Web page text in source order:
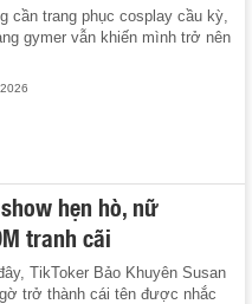
cần trang phục cosplay cầu kỳ,
gymer vẫn khiến mình trở nên
hẹn hò, nữ
tranh cãi
TikToker Bảo Khuyên Susan
trở thành cái tên được nhắc